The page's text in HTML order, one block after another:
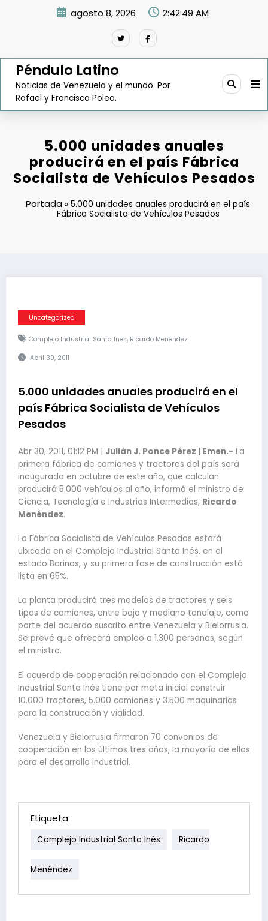
agosto 8, 2026 2:42:50 AM
Péndulo Latino
Noticias de Venezuela y el mundo. Por
Rafael y Francisco Poleo.
5.000 unidades anuales
producirá en el país Fábrica
Socialista de Vehículos Pesados
Portada »5.000 unidades anuales producirá en el país
Fábrica Socialista de Vehículos Pesados
Uncategorized
Complejo Industrial Santa Inés, Ricardo Menéndez
Abril 30, 2011
5.000 unidades anuales producirá en el
país Fábrica Socialista de Vehículos
Pesados
Abr 30, 2011, 01:12 PM | Julián J. Ponce Pérez | Emen.- La
primera fábrica de camiones y tractores del país será
inaugurada en octubre de este año, que calculan
producirá 5.000 vehículos al año, informó el ministro de
Ciencia, Tecnología e Industrias Intermedias, Ricardo
Menéndez.
La Fábrica Socialista de Vehículos Pesados estará
ubicada en el Complejo Industrial Santa Inés, en el
estado Barinas, y su primera fase de construcción está
lista en 65%.
La planta producirá tres modelos de tractores y seis
tipos de camiones, entre bajo y mediano tonelaje, como
parte del acuerdo suscrito entre Venezuela y Bielorrusia.
Se prevé que ofrecerá empleo a 1.300 personas, según
el ministro.
El acuerdo de cooperación relacionado con el Complejo
Industrial Santa Inés tiene por meta inicial construir
10.000 tractores, 5.000 camiones y 3.500 maquinarias
para la construcción y vialidad.
Venezuela y Bielorrusia firmaron 70 convenios de
cooperación en los últimos tres años, la mayoría de ellos
para el desarrollo industrial.
Etiqueta
Complejo Industrial Santa Inés Ricardo
Menéndez